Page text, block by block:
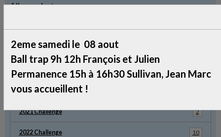
Album photos
2014 Challenge 45
2016 Chalange
18
2021 Poudre Noire
2021 Challenge 2
2022 Challenge 10
2eme samedi le 08 aout
Ball trap 9h 12h François et Julien
Permanence 15h à 16h30 Sullivan, Jean Marc
vous accueillent !